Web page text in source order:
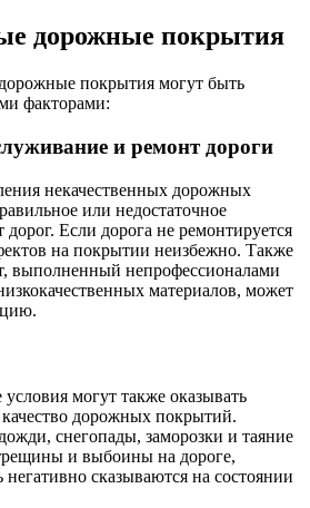
дорожные покрытия
покрытия могут быть
факторами:
и ремонт дороги
некачественных дорожных
или недостаточное
Если дорога не ремонтируется
на покрытии неизбежно. Также
выполненный непрофессионалами
материалов, может
могут также оказывать
дорожных покрытий.
снегопады, заморозки и таяние
и выбоины на дороге,
сказываются на состоянии